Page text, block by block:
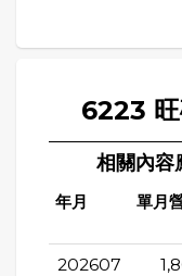
6223
相關內容
年月 單月
202607